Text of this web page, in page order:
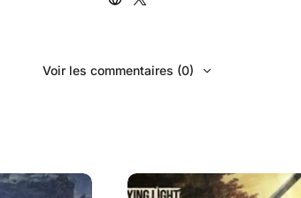
Voir les commentaires (0)